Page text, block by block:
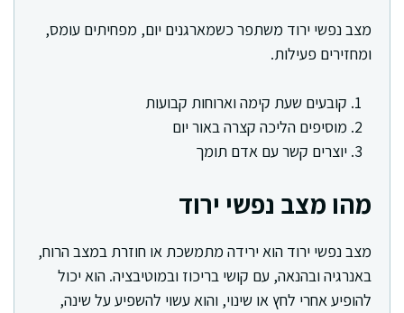
מצב נפשי ירוד משתפר כשמארגנים יום, מפחיתים עומס,
ומחזירים פעילות.
קובעים שעת קימה וארוחות קבועות
מוסיפים הליכה קצרה באור יום
יוצרים קשר עם אדם תומך
מהו מצב נפשי ירוד
מצב נפשי ירוד הוא ירידה מתמשכת או חוזרת במצב הרוח,
באנרגיה ובהנאה, עם קושי בריכוז ובמוטיבציה. הוא יכול
להופיע אחרי לחץ או שינוי, והוא עשוי להשפיע על שינה,